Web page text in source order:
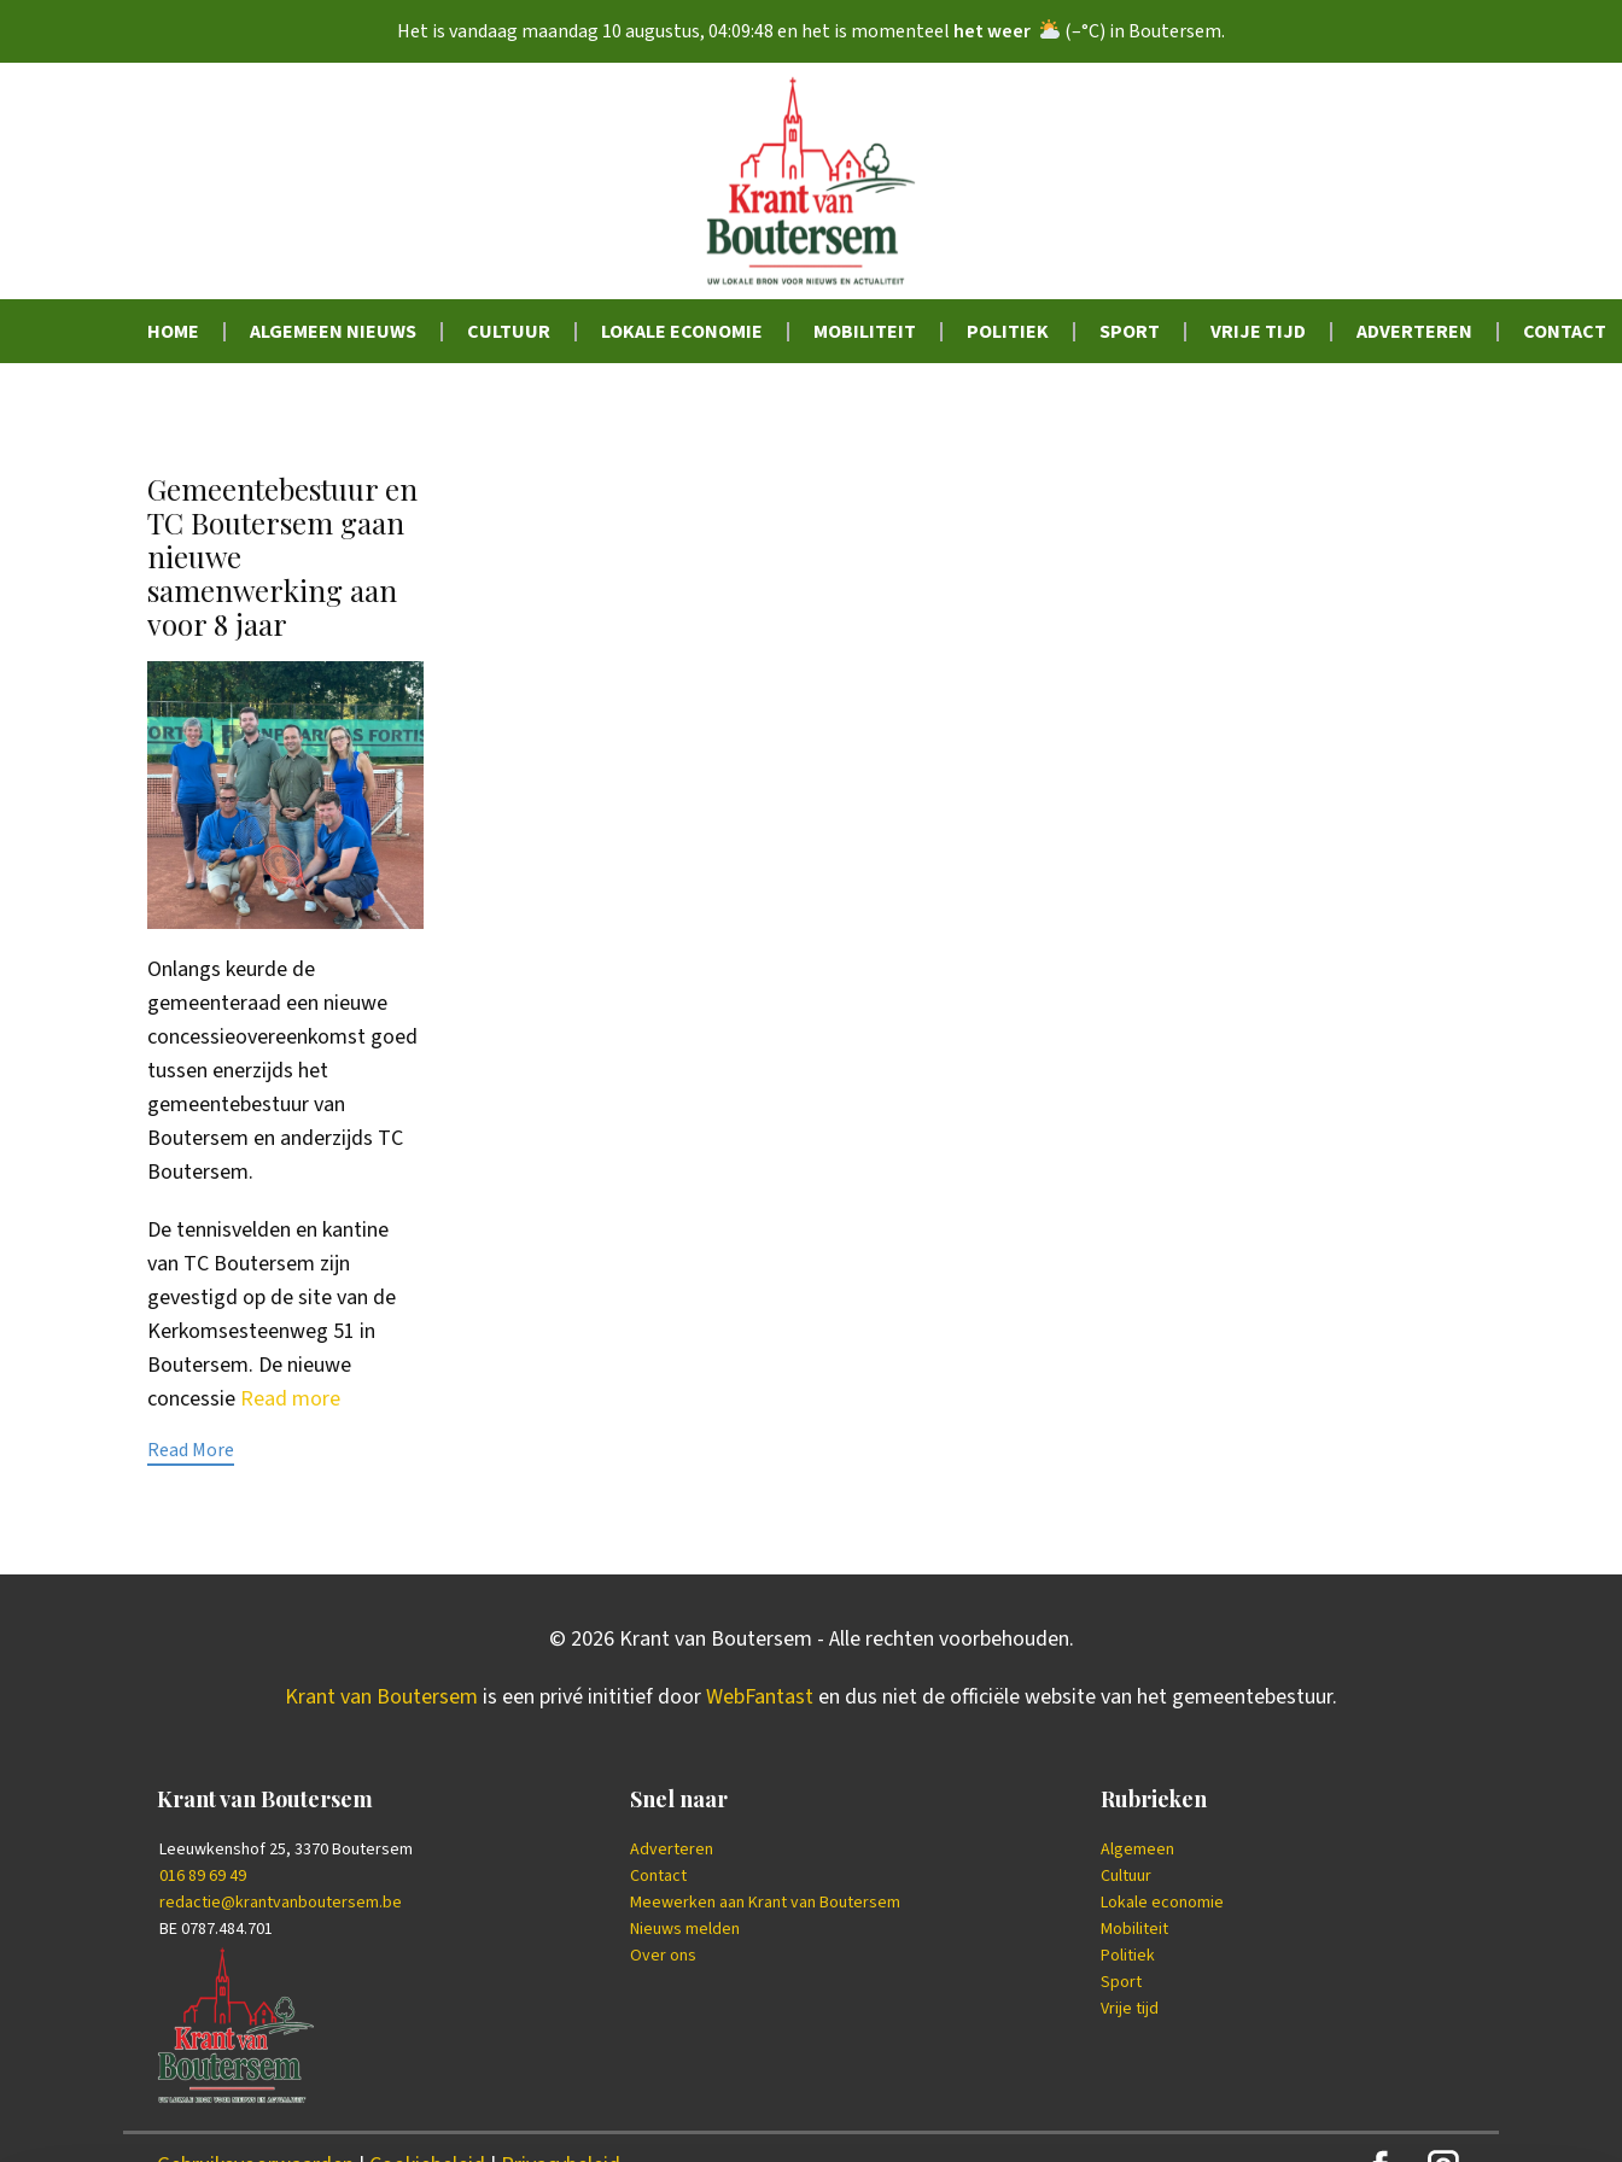
Het is vandaag maandag 10 augustus,04:09:49en het is momenteel het weer (–°C) in Boutersem.
HOME ALGEMEEN NIEUWS CULTUUR LOKALE ECONOMIE MOBILITEIT POLITIEK SPORT VRIJE TIJD ADVERTEREN CONTACT
Gemeentebestuur en
TC Boutersem gaan
nieuwe
samenwerking aan
voor 8 jaar
Onlangs keurde de
gemeenteraad een nieuwe
concessieovereenkomst goed
tussen enerzijds het
gemeentebestuur van
Boutersem en anderzijds TC
Boutersem.
De tennisvelden en kantine
van TC Boutersem zijn
gevestigd op de site van de
Kerkomsesteenweg 51 in
Boutersem. De nieuwe
concessie Read more
Read More
© 2026Krant van Boutersem - Alle rechten voorbehouden.
Krant van Boutersem is een privé inititief doorWebFantast en dus niet de officiële website van het gemeentebestuur.
Krant van Boutersem
Leeuwkenshof 25, 3370 Boutersem
016 89 69 49
redactie@krantvanboutersem.be
BE 0787.484.701
Snel naar
Adverteren
Contact
Meewerken aan Krant van Boutersem
Nieuws melden
Over ons
Rubrieken
Algemeen
Cultuur
Lokale economie
Mobiliteit
Politiek
Sport
Vrije tijd